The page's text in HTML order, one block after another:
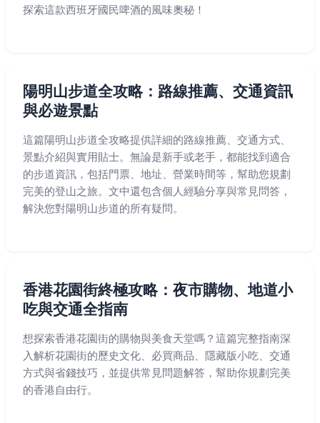
探索這款西班牙國民啤酒的風味奧秘！
陽明山步道全攻略：路線推薦、交通資訊
與必遊景點
這篇陽明山步道全攻略提供詳細的路線推薦、交通方式、
景點介紹與實用貼士。無論是新手或老手，都能找到適合
的步道資訊，包括門票、地址、營業時間等，幫助您規劃
完美的登山之旅。文中還包含個人經驗分享與常見問答，
解決您對陽明山步道的所有疑問。
香港花園街終極攻略：夜市購物、地道小
吃與交通全指南
想探索香港花園街的購物與美食天堂嗎？這篇完整指南深
入解析花園街的歷史文化、必買商品、隱藏版小吃、交通
方式與省錢技巧，並提供常見問題解答，幫助你規劃完美
的香港自由行。